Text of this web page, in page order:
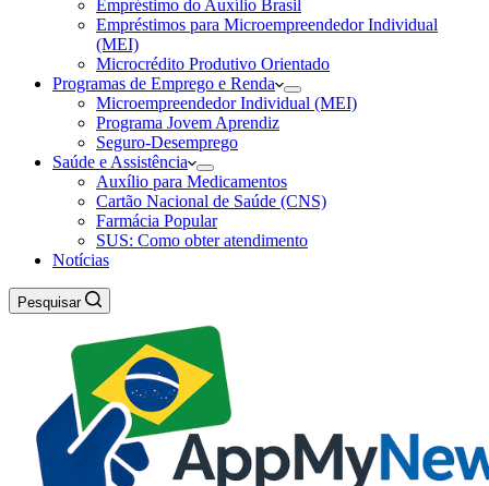
Empréstimo do Auxílio Brasil
Empréstimos para Microempreendedor Individual
(MEI)
Microcrédito Produtivo Orientado
Programas de Emprego e Renda
Microempreendedor Individual (MEI)
Programa Jovem Aprendiz
Seguro-Desemprego
Saúde e Assistência
Auxílio para Medicamentos
Cartão Nacional de Saúde (CNS)
Farmácia Popular
SUS: Como obter atendimento
Notícias
Pesquisar